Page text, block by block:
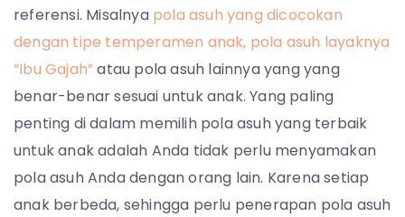
referensi. Misalnya pola asuh yang dicocokan
dengan tipe temperamen anak, pola asuh layaknya
“Ibu Gajah”atau pola asuh lainnya yang yang
benar-benar sesuai untuk anak. Yang paling
penting di dalam memilih pola asuh yang terbaik
untuk anak adalah Anda tidak perlu menyamakan
pola asuh Anda dengan orang lain. Karena setiap
anak berbeda, sehingga perlu penerapan pola asuh